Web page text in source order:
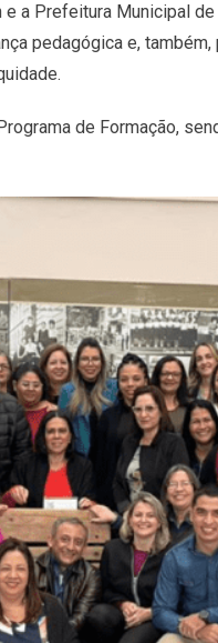
a Prefeitura Municipal
pedagógica e,
de Formação,